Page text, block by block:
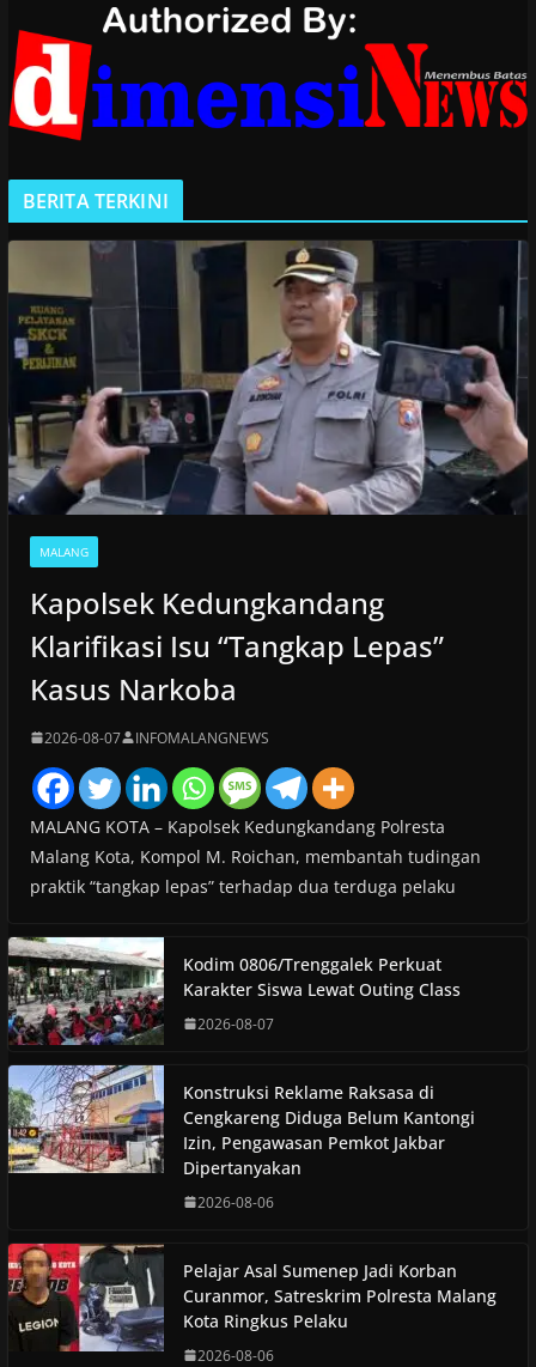
BERITA TERKINI
MALANG
Kapolsek Kedungkandang
Klarifikasi Isu “Tangkap Lepas”
Kasus Narkoba
2026-08-07 INFOMALANGNEWS
MALANG KOTA – Kapolsek Kedungkandang Polresta
Malang Kota, Kompol M. Roichan, membantah tudingan
praktik “tangkap lepas” terhadap dua terduga pelaku
Kodim 0806/Trenggalek Perkuat
Karakter Siswa Lewat Outing Class
2026-08-07
Konstruksi Reklame Raksasa di
Cengkareng Diduga Belum Kantongi
Izin, Pengawasan Pemkot Jakbar
Dipertanyakan
2026-08-06
Pelajar Asal Sumenep Jadi Korban
Curanmor, Satreskrim Polresta Malang
Kota Ringkus Pelaku
2026-08-06